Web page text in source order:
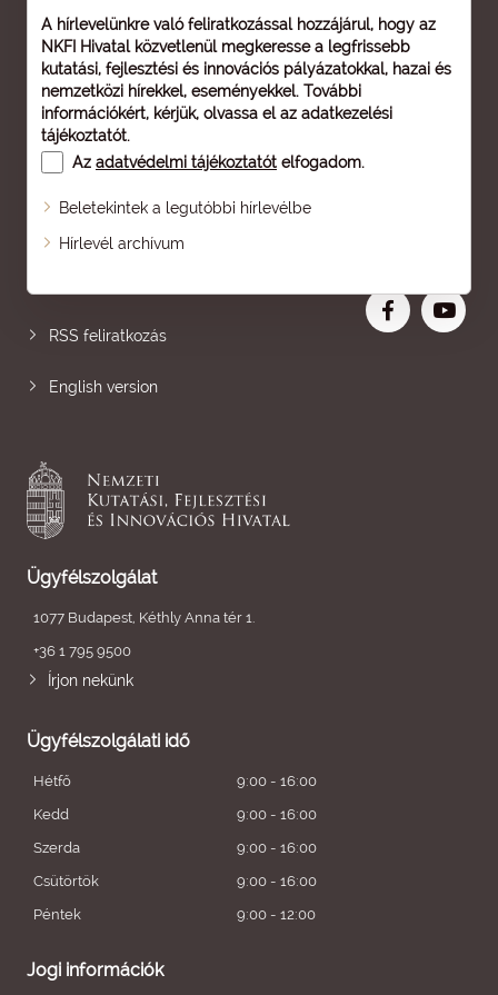
A hírlevelünkre való feliratkozással hozzájárul, hogy az
NKFI Hivatal közvetlenül megkeresse a legfrissebb
kutatási, fejlesztési és innovációs pályázatokkal, hazai és
nemzetközi hírekkel, eseményekkel. További
információkért, kérjük, olvassa el az adatkezelési
tájékoztatót.
Az adatvédelmi tájékoztatót elfogadom.
Beletekintek a legutóbbi hírlevélbe
Hírlevél archívum
Oldaltérkép
RSS feliratkozás
English version
Ügyfélszolgálat
1077 Budapest, Kéthly Anna tér 1.
+36 1 795 9500
Írjon nekünk
Ügyfélszolgálati idő
Hétfő
9:00 - 16:00
Kedd
9:00 - 16:00
Szerda
9:00 - 16:00
Csütörtök
9:00 - 16:00
Péntek
9:00 - 12:00
Jogi információk